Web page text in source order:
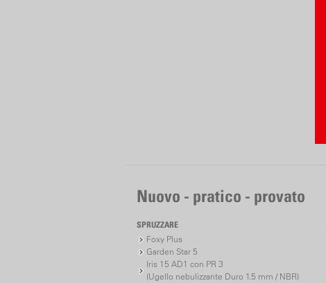
Nuovo - pratico - provato
SPRUZZARE
Foxy Plus
Garden Star 5
Iris 15 AD1 con PR 3
(Ugello nebulizzante Duro 1.5 mm / NBR)